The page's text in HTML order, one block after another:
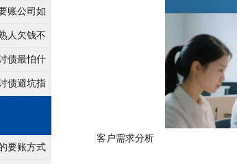
回方法是
账公司如
讨债？20
债经验总
人欠钱不
债最怕什
这两个关
债避坑指
要账方式
客户需求分析